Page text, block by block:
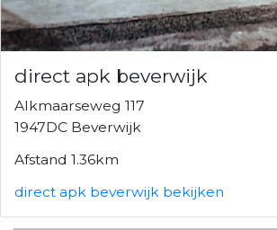
direct apk beverwijk
Alkmaarseweg 117
1947DC Beverwijk
Afstand 1.36km
direct apk beverwijk bekijken